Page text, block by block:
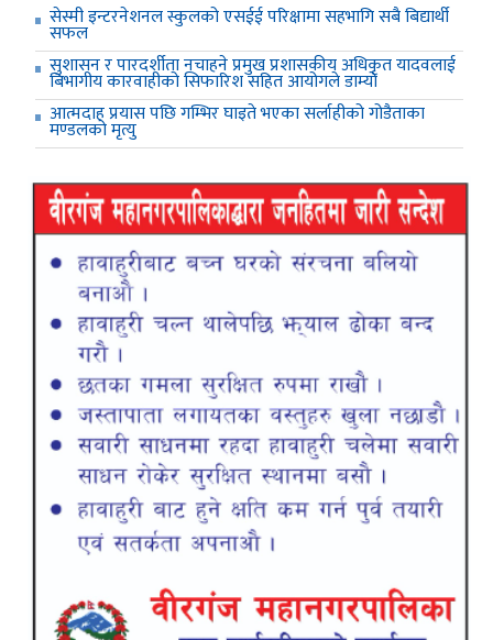
सेस्मी इन्टरनेशनल स्कुलको एसईई परिक्षामा सहभागि सबै बिद्यार्थी
सफल
सुशासन र पारदर्शीता नचाहने प्रमुख प्रशासकीय अधिकृत यादवलाई
बिभागीय कारवाहीको सिफारिश सहित आयोगले डाम्यो
आत्मदाह प्रयास पछि गम्भिर घाइते भएका सर्लाहीको गोडैताका
मण्डलको मृत्यु